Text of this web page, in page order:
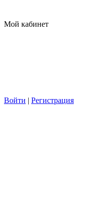
Мой кабинет
Войти | Регистрация